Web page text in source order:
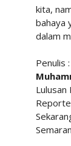
kita,
bahaya
dalam
Penulis :
Lulusan